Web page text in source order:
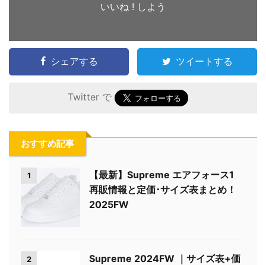
いいね ! しよう
シェアする ツイートする
Twitter で
おすすめ記事
1
【最新】Supreme エアフォース1
再販情報と定価･サイズ表まとめ！
2025FW
2
Supreme 2024FW ｜サイズ表+価